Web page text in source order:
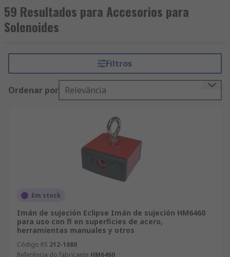
con las normas de seguridad pertinentes. Hemos
construido nuestra reputación sobre nuestro
servicio al cliente. Todas nuestras gamas de
Solenoides y otros productos de Solenoides y
Automatización y Control de Procesos tienen la
mayor disponibilidad de stock en el mercado. Con
un servicio de entrega altamente eficiente,
Electroimanes y Solenoides justo cuando los
59 Resultados para Accesorios para
Solenoides
Filtros
Ordenar por Relevância
Em stock
Imán de sujeción Eclipse Imán de sujeción HM6460
para uso con fl en superficies de acero,
herramientas manuales y otros
Código RS 212-1680
Referência do fabricante HM6460